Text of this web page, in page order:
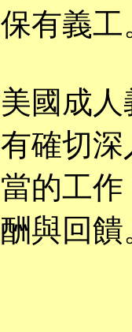
有義工
成人
確切
的工
與回饋